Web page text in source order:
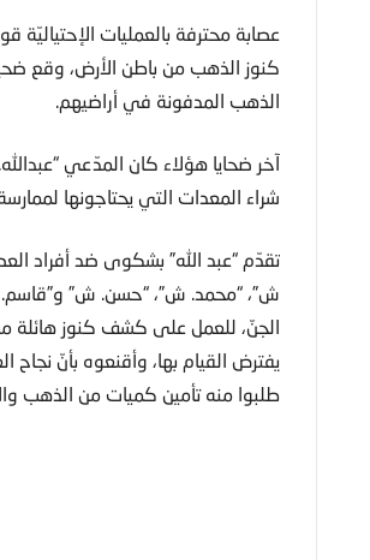
عصابة محترفة بالعمليات
كنوز الذهب من باطن الأرض، وقع
الذهب المدفونة في أراضيهم.
آخر ضحايا هؤلاء كان المدّعي
شراء المعدات التي يحتاجونها
تقدّم “عبد الله” بشكوى ضد أفراد
ش”، “محمد. ش”، “حسن. ش” و”قاسم.
الجنّ، للعمل على كشف كنوز هائلة
يفترض القيام بها، وأقنعوه بأنّ نجاح
طلبوا منه تأمين كميات من الذهب